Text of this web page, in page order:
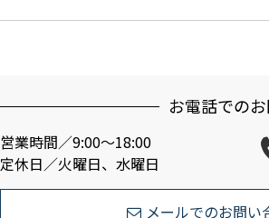
お電話での
営業時間／9:00〜18:00
定休日／火曜日、水曜日
メールでのお問い